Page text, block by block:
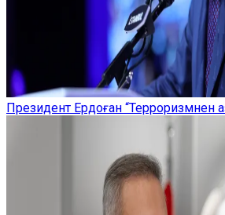
Президент Ердоған